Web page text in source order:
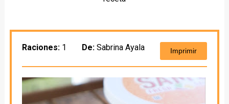
Raciones: 1 De: Sabrina Ayala Imprimir